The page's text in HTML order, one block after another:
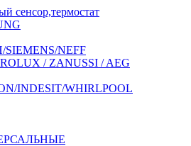
сенсор,термостат
SIEMENS/NEFF
/ ZANUSSI / AEG
INDESIT/WHIRLPOOL